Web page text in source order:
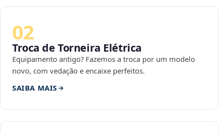
02
Troca de Torneira Elétrica
Equipamento antigo? Fazemos a troca por um modelo
novo, com vedação e encaixe perfeitos.
SAIBA MAIS